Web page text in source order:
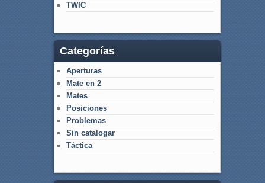
TWIC
Categorías
Aperturas
Mate en 2
Mates
Posiciones
Problemas
Sin catalogar
Táctica